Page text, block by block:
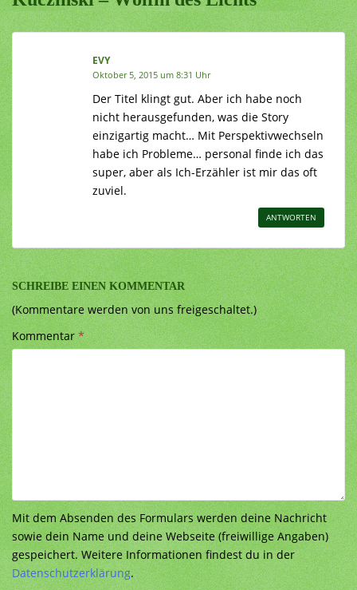
EVY
Oktober 5, 2015 um 8:31 Uhr
Der Titel klingt gut. Aber ich habe noch
nicht herausgefunden, was die Story
einzigartig macht… Mit Perspektivwechseln
habe ich Probleme… personal finde ich das
super, aber als Ich-Erzähler ist mir das oft
zuviel.
ANTWORTEN
SCHREIBE EINEN KOMMENTAR
(Kommentare werden von uns freigeschaltet.)
Kommentar*
Mit dem Absenden des Formulars werden deine Nachricht
sowie dein Name und deine Webseite (freiwillige Angaben)
gespeichert. Weitere Informationen findest du in der
Datenschutzerklärung.